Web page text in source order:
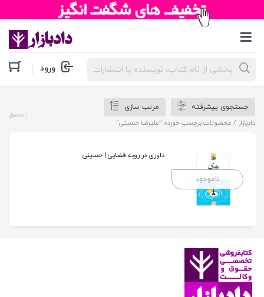
جستجوی
محصولات ورود
جستجوی پیشرفته
مرتب سازی
دادبازار / محصولات برچسب خورده “علیرضا حسینی”
1 محصول
ناموجود
داوری در رویه قضایی | حسینی